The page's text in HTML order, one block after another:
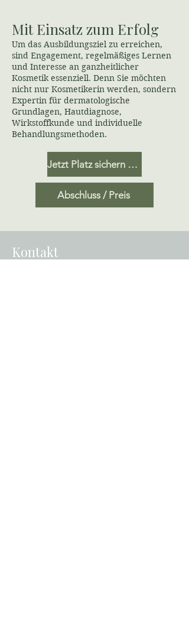
Mit Einsatz zum Erfolg
Um das Ausbildungsziel zu erreichen,
sind Engagement, regelmäßiges Lernen
und Interesse an ganzheitlicher
Kosmetik essenziell. Denn Sie möchten
nicht nur Kosmetikerin werden, sondern
Expertin für dermatologische
Grundlagen, Hautdiagnose,
Wirkstoffkunde und individuelle
Behandlungsmethoden.
Jetzt Platz sichern – Ausbildung starten!
Abschluss / Preis
Kontakt